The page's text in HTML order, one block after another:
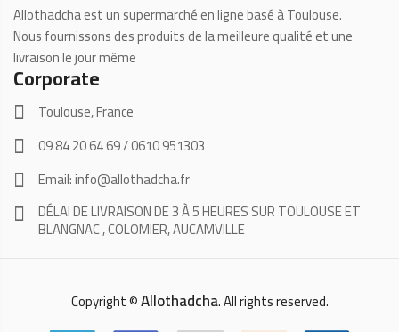
Allothadcha est un supermarché en ligne basé à Toulouse.
Nous fournissons des produits de la meilleure qualité et une
livraison le jour même
Corporate
Toulouse, France
09 84 20 64 69 / 0610 951303
Email: info@allothadcha.fr
DÉLAI DE LIVRAISON DE 3 À 5 HEURES SUR TOULOUSE ET
BLANGNAC , COLOMIER, AUCAMVILLE
Copyright ©Allothadcha. All rights reserved.